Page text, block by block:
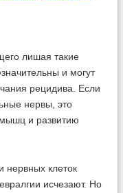
лишая такие
и могут
рецидива. Если
нервы, это
и развитию
нервных клеток
исчезают. Но